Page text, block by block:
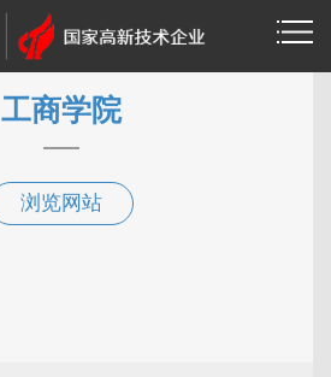
>案例作品>网站案例
工商学院
浏览网站